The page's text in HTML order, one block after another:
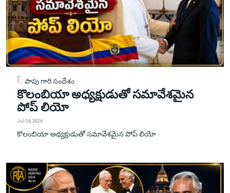
పాపు గారి సందేశం
కొలంబియా అధ్యక్షుడుతో సమావేశమైన
పోప్ లియో
Jul 06, 2026
కొలంబియా అధ్యక్షుడుతో సమావేశమైన పోప్ లియో